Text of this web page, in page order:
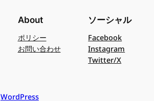
About
ポリシー
お問い合わせ
ソーシャル
Facebook
Instagram
Twitter/X
WordPress